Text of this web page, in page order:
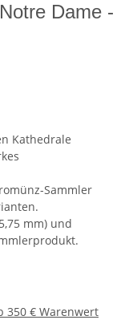
Dame -
Kathedrale
Sammler
mm) und
350 € Warenwert